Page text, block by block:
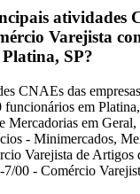
atividades
Varejista
SP?
CNAEs das
funcionários em
Mercadorias em
- Minimercados,
Varejista de Artigos
00 - Comércio